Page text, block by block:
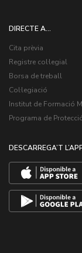
DIRECTE A...
Cita prèvia
Registre col·legial
Borsa de treball
Col·legiació
Institut de Formació
Programa de
DESCARREGA’T